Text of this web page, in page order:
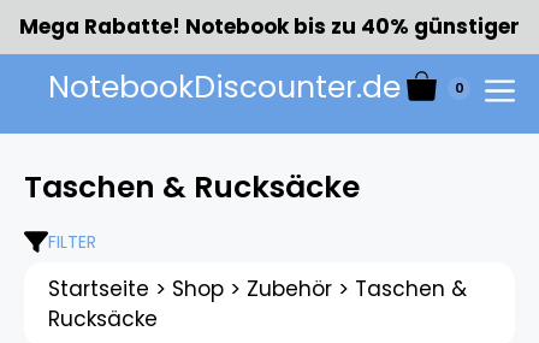
Zum
Inhalt
springen
Mega Rabatte! Notebook bis zu 40% günstiger
NotebookDiscounter.de 0
Menü
Taschen & Rucksäcke
FILTER
Startseite > Shop > Zubehör > Taschen &
Rucksäcke